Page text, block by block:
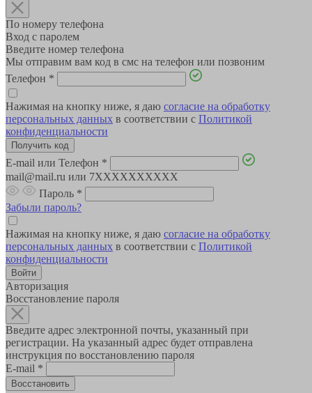
По номеру телефона
Вход с паролем
Введите номер телефона
Мы отправим вам код в смс на телефон или позвоним
Телефон *
Нажимая на кнопку ниже, я даю согласие на обработку
персональных данных в соответствии с Политикой
конфиденциальности
E-mail или Телефон *
mail@mail.ru или 7XXXXXXXXXX
Пароль *
Забыли пароль?
Нажимая на кнопку ниже, я даю согласие на обработку
персональных данных в соответствии с Политикой
конфиденциальности
Авторизация
Восстановление пароля
Введите адрес электронной почты, указанный при
регистрации. На указанный адрес будет отправлена
инструкция по восстановлению пароля
E-mail *